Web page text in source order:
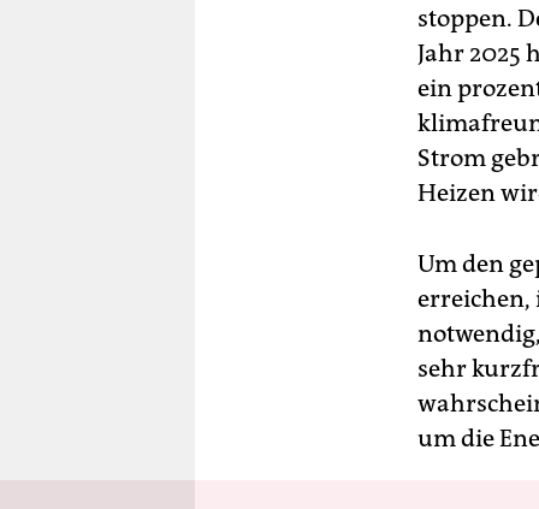
stoppen.
Jahr 2025
ein
Strom
Heizen
Um den
erreichen,
sehr
um die